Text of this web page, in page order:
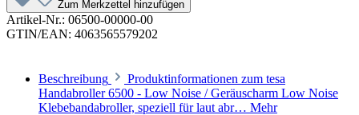
Zum Merkzettel hinzufügen
Artikel-Nr.: 06500-00000-00
GTIN/EAN: 4063565579202
Beschreibung
Produktinformationen zum tesa
Handabroller 6500 - Low Noise / Geräuscharm Low Noise
Klebebandabroller, speziell für laut abr… Mehr